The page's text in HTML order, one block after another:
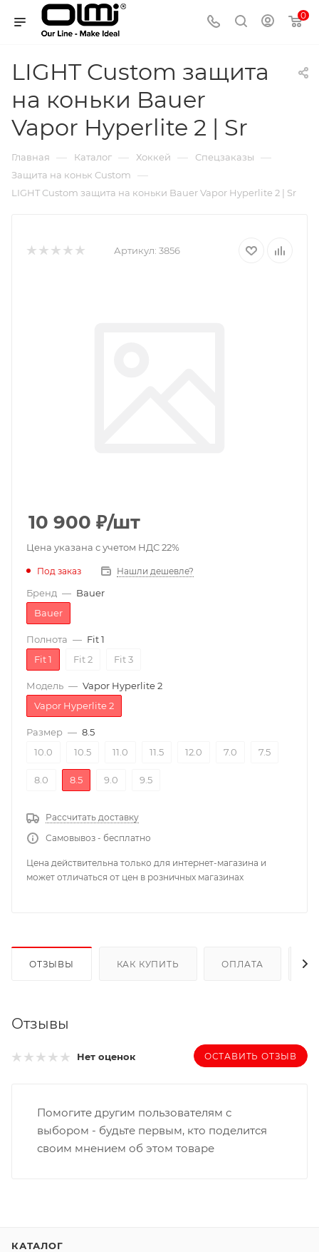
0
LIGHT Custom защита
на коньки Bauer
Vapor Hyperlite 2 | Sr
Главная — Каталог — Хоккей — Спецзаказы —
Защита на коньк Custom —
LIGHT Custom защита на коньки Bauer Vapor Hyperlite 2 | Sr
Артикул: 3856
10 900 ₽/шт
Цена указана с учетом НДС 22%
Под заказ Нашли дешевле?
Бренд — Bauer
Bauer
Полнота — Fit 1
Fit 1
Fit 2 Fit 3
Модель — Vapor Hyperlite 2
Vapor Hyperlite 2
Размер — 8.5
10.0
10.5 11.0 11.5 12.0 7.0 7.5
8.0 8.5 9.0 9.5
Рассчитать доставку
Самовывоз - бесплатно
Цена действительна только для интернет-магазина и
может отличаться от цен в розничных магазинах
ОТЗЫВЫ КАК КУПИТЬ ОПЛАТА
Отзывы
Нет оценок ОСТАВИТЬ ОТЗЫВ
Помогите другим пользователям с
выбором - будьте первым, кто поделится
своим мнением об этом товаре
КАТАЛОГ